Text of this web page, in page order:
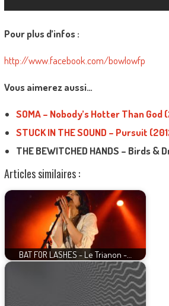
Pour plus d’infos :
http://www.facebook.com/bowlowfp
Vous aimerez aussi…
SOMA – Nobody’s Hotter Than God
STUCK IN THE SOUND – Pursuit
THE BEWITCHED HANDS – Birds &
Articles similaires :
BAT FOR LASHES - Le Trianon -…